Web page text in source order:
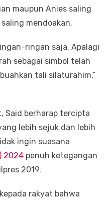
maupun Anies saling
mendoakan.
ringan saja. Apalagi
sebagai simbol telah
tali silaturahim,”
Said berharap tercipta
lebih sejuk dan lebih
ingin suasana
2024 penuh ketegangan
2019.
rakyat bahwa